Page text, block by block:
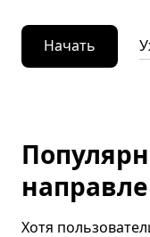
Начать
Хотя